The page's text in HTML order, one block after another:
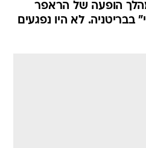
הופעה של הראפר
בבריטניה. לא היו נפגעים